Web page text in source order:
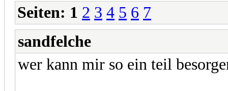
Seiten: 1 2 3 4 5 6 7
sandfelche
wer kann mir so ein teil